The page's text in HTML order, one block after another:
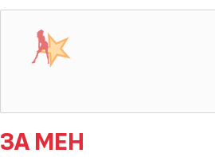
ЗА МЕН